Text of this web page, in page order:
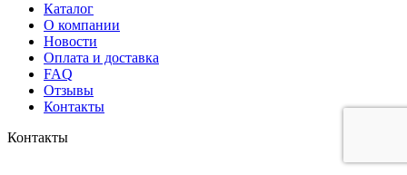
Каталог
О компании
Новости
Оплата и доставка
FAQ
Отзывы
Контакты
Контакты